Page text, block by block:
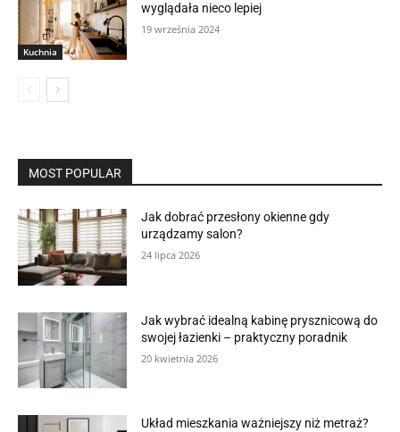
Kuchnia
wyglądała nieco lepiej
19 września 2024
MOST POPULAR
Jak dobrać przesłony okienne gdy
urządzamy salon?
24 lipca 2026
Jak wybrać idealną kabinę prysznicową do
swojej łazienki – praktyczny poradnik
20 kwietnia 2026
Układ mieszkania ważniejszy niż metraż?